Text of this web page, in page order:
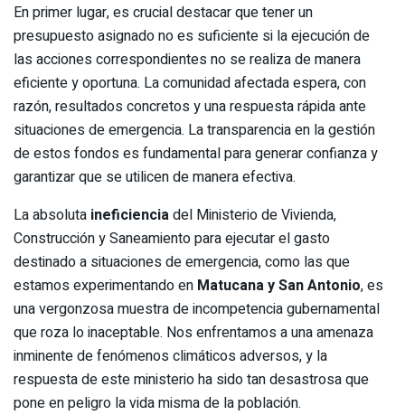
En primer lugar, es crucial destacar que tener un
presupuesto asignado no es suficiente si la ejecución de
las acciones correspondientes no se realiza de manera
eficiente y oportuna. La comunidad afectada espera, con
razón, resultados concretos y una respuesta rápida ante
situaciones de emergencia. La transparencia en la gestión
de estos fondos es fundamental para generar confianza y
garantizar que se utilicen de manera efectiva.
La absoluta ineficienciadel Ministerio de Vivienda,
Construcción y Saneamiento para ejecutar el gasto
destinado a situaciones de emergencia, como las que
estamos experimentando en Matucana y San Antonio, es
una vergonzosa muestra de incompetencia gubernamental
que roza lo inaceptable. Nos enfrentamos a una amenaza
inminente de fenómenos climáticos adversos, y la
respuesta de este ministerio ha sido tan desastrosa que
pone en peligro la vida misma de la población.